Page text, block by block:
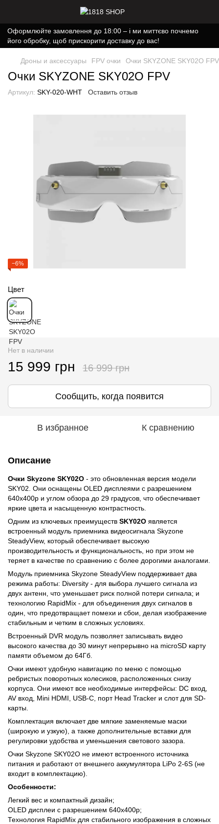
Оформлюйте замовлення до 18:00 – і ми миттєво почнемо
його обробку, щоб прискорити доставку до вас!
Дроны и аксессуары FPV очки Очки SKYZONE SKY02O FPV
Очки SKYZONE SKY02O FPV
Артикул: SKY-020-WHT Оставить отзыв
−6%
Цвет
Нет в наличии
15 999 грн 16 999 грн
Сообщить, когда появится
В избранное К сравнению
Описание
Очки Skyzone SKY02O - это обновленная версия модели
SKY02. Они оснащены OLED дисплеями с разрешением
640х400p и углом обзора до 29 градусов, что обеспечивает
яркие цвета и насыщенную контрастность.
Одним из ключевых преимуществ SKY02O является
встроенный модуль приемника видеосигнала Skyzone
SteadyView, который обеспечивает высокую
производительность и функциональность, но при этом не
теряет в качестве по сравнению с более дорогими аналогами.
Модуль приемника Skyzone SteadyView поддерживает два
режима работы: Diversity - для выбора лучшего сигнала из
двух антенн, что уменьшает риск полной потери сигнала; и
технологию RapidMix - для объединения двух сигналов в
один, что предотвращает помехи и сбои, делая изображение
стабильным и четким в сложных условиях.
Встроенный DVR модуль позволяет записывать видео
высокого качества до 30 минут непрерывно на microSD карту
памяти объемом до 64Гб.
Очки имеют удобную навигацию по меню с помощью
ребристых поворотных колесиков, расположенных снизу
корпуса. Они имеют все необходимые интерфейсы: DC вход,
AV вход, Mini HDMI, USB-C, порт Head Tracker и слот для SD-
карты.
Комплектация включает две мягкие заменяемые маски
(широкую и узкую), а также дополнительные вставки для
регулировки удобства и уменьшения светового зазора.
Очки Skyzone SKY02O не имеют встроенного источника
питания и работают от внешнего аккумулятора LiPo 2-6S (не
входит в комплектацию).
Особенности:
Легкий вес и компактный дизайн;
OLED дисплеи с разрешением 640х400p;
Технология RapidMix для стабильного изображения в сложных